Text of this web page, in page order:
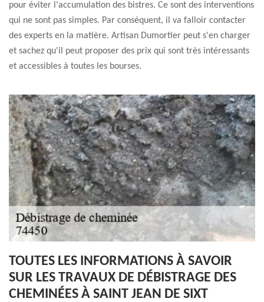
pour éviter l'accumulation des bistres. Ce sont des interventions
qui ne sont pas simples. Par conséquent, il va falloir contacter
des experts en la matière. Artisan Dumortier peut s'en charger
et sachez qu'il peut proposer des prix qui sont très intéressants
et accessibles à toutes les bourses.
TOUTES LES INFORMATIONS À SAVOIR
SUR LES TRAVAUX DE DÉBISTRAGE DES
CHEMINÉES À SAINT JEAN DE SIXT